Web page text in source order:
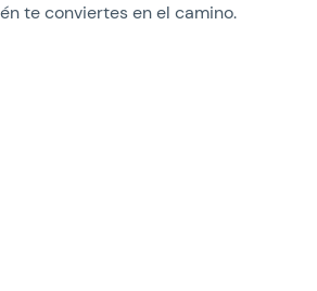
te conviertes en el camino.